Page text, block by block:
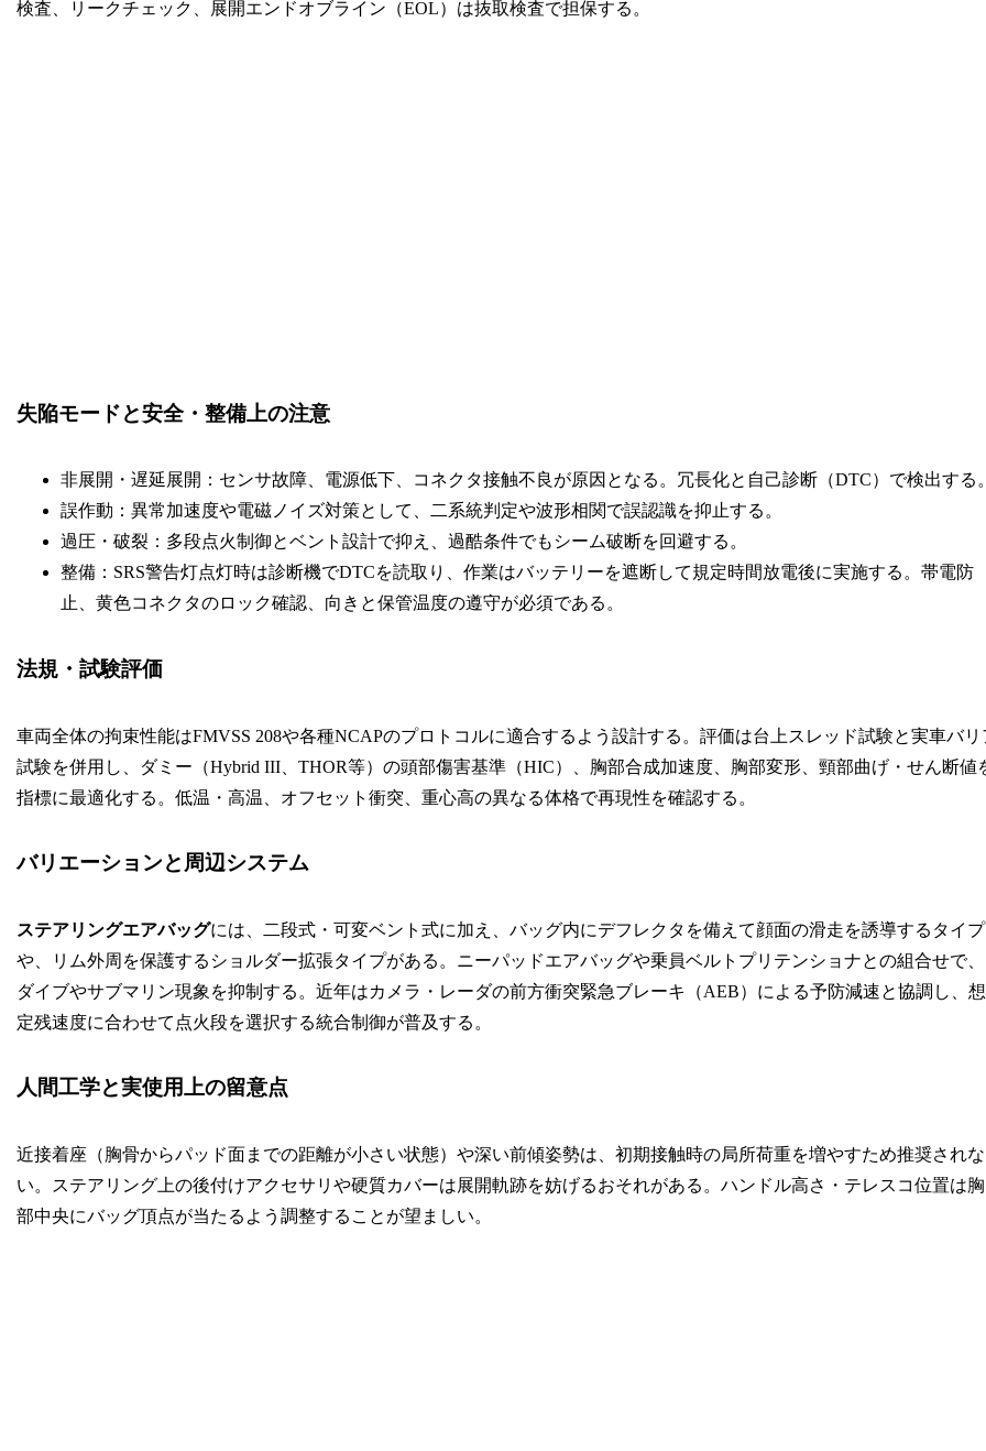
検査、リークチェック、展開エンドオブライン（EOL）は抜取検査で担保する。
失陥モードと安全・整備上の注意
非展開・遅延展開：センサ故障、電源低下、コネクタ接触不良が原因となる。冗長化と自己診断（DTC）で検出する
誤作動：異常加速度や電磁ノイズ対策として、二系統判定や波形相関で誤認識を抑止する。
過圧・破裂：多段点火制御とベント設計で抑え、過酷条件でもシーム破断を回避する。
整備：SRS警告灯点灯時は診断機でDTCを読取り、作業はバッテリーを遮断して規定時間放電後に実施する。帯電防
止、黄色コネクタのロック確認、向きと保管温度の遵守が必須である。
法規・試験評価
車両全体の拘束性能はFMVSS 208や各種NCAPのプロトコルに適合するよう設計する。評価は台上スレッド試験と実車バリ
試験を併用し、ダミー（Hybrid III、THOR等）の頭部傷害基準（HIC）、胸部合成加速度、胸部変形、頸部曲げ・せん断値
指標に最適化する。低温・高温、オフセット衝突、重心高の異なる体格で再現性を確認する。
バリエーションと周辺システム
ステアリングエアバッグには、二段式・可変ベント式に加え、バッグ内にデフレクタを備えて顔面の滑走を誘導するタイプ
や、リム外周を保護するショルダー拡張タイプがある。ニーパッドエアバッグや乗員ベルトプリテンショナとの組合せで、
ダイブやサブマリン現象を抑制する。近年はカメラ・レーダの前方衝突緊急ブレーキ（AEB）による予防減速と協調し、想
定残速度に合わせて点火段を選択する統合制御が普及する。
人間工学と実使用上の留意点
近接着座（胸骨からパッド面までの距離が小さい状態）や深い前傾姿勢は、初期接触時の局所荷重を増やすため推奨されな
い。ステアリング上の後付けアクセサリや硬質カバーは展開軌跡を妨げるおそれがある。ハンドル高さ・テレスコ位置は胸
部中央にバッグ頂点が当たるよう調整することが望ましい。